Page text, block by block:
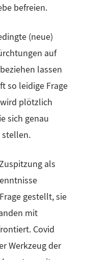
befreien.
(neue)
auf
lassen
so leidige Frage
plötzlich
sich genau
stellen.
als
gestellt, sie
mit
Covid
Werkzeug der